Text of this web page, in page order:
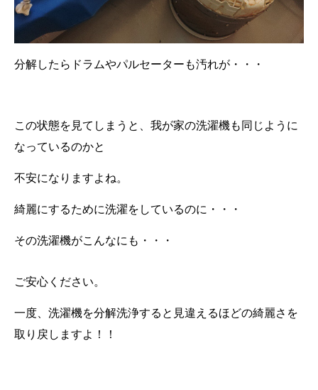
分解したらドラムやパルセーターも汚れが・・・
この状態を見てしまうと、我が家の洗濯機も同じように
なっているのかと
不安になりますよね。
綺麗にするために洗濯をしているのに・・・
その洗濯機がこんなにも・・・
ご安心ください。
一度、洗濯機を分解洗浄すると見違えるほどの綺麗さを
取り戻しますよ！！